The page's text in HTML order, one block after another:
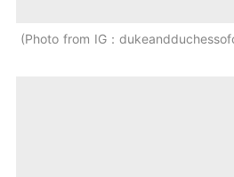
Photo from IG：